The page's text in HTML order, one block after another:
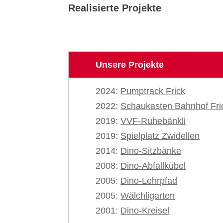
Realisierte Projekte
Unsere Projekte
2024: Pumptrack Frick
2022: Schaukasten Bahnhof
2019:VVF-Ruhebänkli
2019: Spielplatz Zwidellen
2014: Dino-Sitzbänke
2008: Dino-Abfallkübel
2005: Dino-Lehrpfad
2005:Wälchligarten
2001: Dino-Kreisel